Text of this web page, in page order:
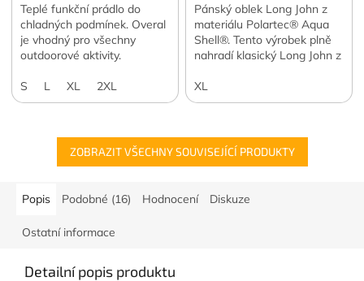
Teplé funkční prádlo do
chladných podmínek. Overal
je vhodný pro všechny
outdoorové aktivity.
S L XL 2XL
Pánský oblek Long John z
materiálu Polartec® Aqua
Shell®. Tento výrobek plně
nahradí klasický Long John z
XL
ZOBRAZIT VŠECHNY SOUVISEJÍCÍ PRODUKTY
Popis Podobné (16) Hodnocení Diskuze
Ostatní informace
Detailní popis produktu